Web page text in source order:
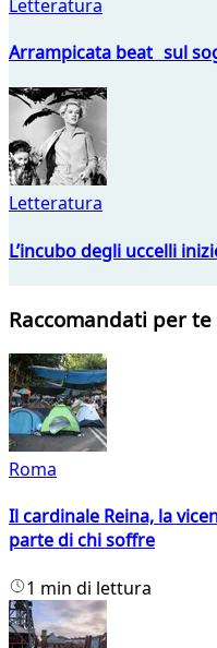
Letteratura
Arrampicata beat sul
Letteratura
L’incubo degli uccelli
Raccomandati per te
Roma
Il cardinale Reina, la
parte di chi soffre
1 min di lettura